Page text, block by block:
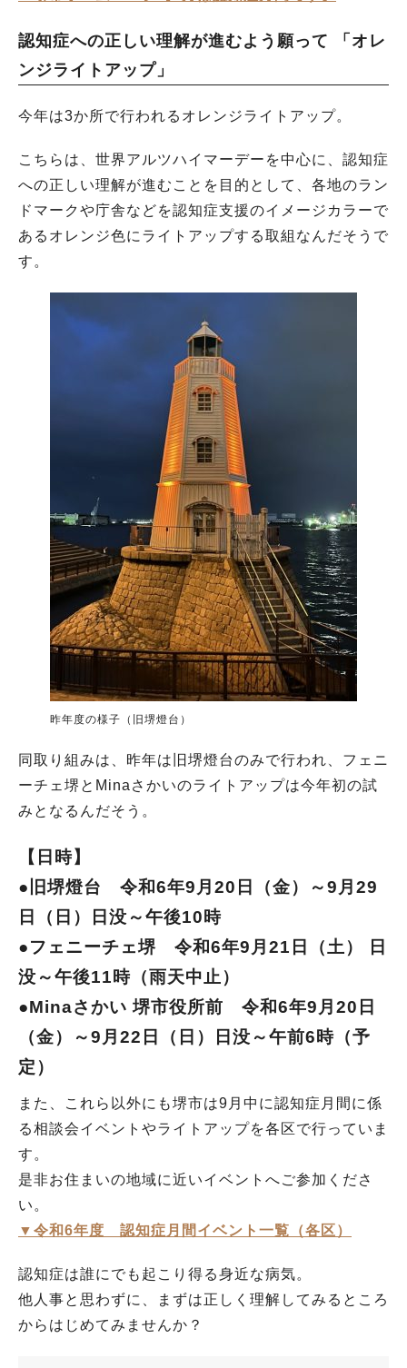
認知症への正しい理解が進むよう願って 「オレ
ンジライトアップ」
今年は3か所で行われるオレンジライトアップ。
こちらは、世界アルツハイマーデーを中心に、認知症
への正しい理解が進むことを目的として、各地のラン
ドマークや庁舎などを認知症支援のイメージカラーで
あるオレンジ色にライトアップする取組なんだそうで
す。
昨年度の様子（旧堺燈台）
同取り組みは、昨年は旧堺燈台のみで行われ、フェニ
ーチェ堺とMinaさかいのライトアップは今年初の試
みとなるんだそう。
【日時】
●旧堺燈台 令和6年9月20日（金）～9月29
日（日）日没～午後10時
●フェニーチェ堺 令和6年9月21日（土） 日
没～午後11時（雨天中止）
●Minaさかい 堺市役所前 令和6年9月20日
（金）～9月22日（日）日没～午前6時（予
定）
また、これら以外にも堺市は9月中に認知症月間に係
る相談会イベントやライトアップを各区で行っていま
す。
是非お住まいの地域に近いイベントへご参加くださ
い。
▼令和6年度 認知症月間イベント一覧（各区）
認知症は誰にでも起こり得る身近な病気。
他人事と思わずに、まずは正しく理解してみるところ
からはじめてみませんか？